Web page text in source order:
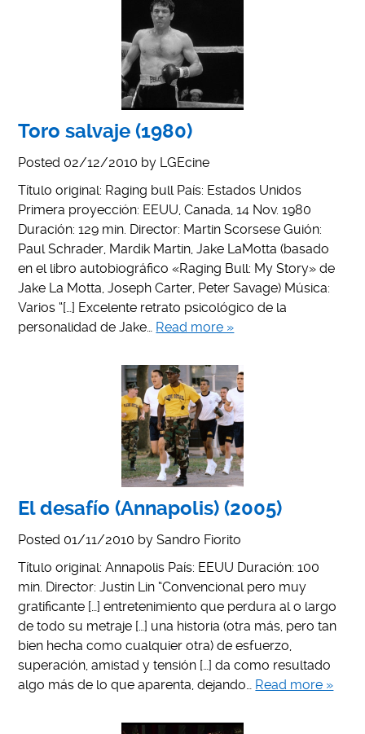
Toro salvaje (1980)
Posted 02/12/2010 by LGEcine
Título original: Raging bull País: Estados Unidos
Primera proyección: EEUU, Canada, 14 Nov. 1980
Duración: 129 min. Director: Martin Scorsese Guión:
Paul Schrader, Mardik Martin, Jake LaMotta (basado
en el libro autobiográfico «Raging Bull: My Story» de
Jake La Motta, Joseph Carter, Peter Savage) Música:
Varios “[…] Excelente retrato psicológico de la
personalidad de Jake… Read more »
El desafío (Annapolis) (2005)
Posted 01/11/2010 bySandro Fiorito
Título original: Annapolis País: EEUU Duración: 100
min. Director: Justin Lin “Convencional pero muy
gratificante […] entretenimiento que perdura al o largo
de todo su metraje […] una historia (otra más, pero tan
bien hecha como cualquier otra) de esfuerzo,
superación, amistad y tensión […] da como resultado
algo más de lo que aparenta, dejando… Read more »